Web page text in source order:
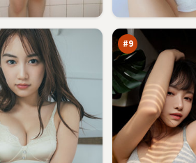
#9
路
书
万